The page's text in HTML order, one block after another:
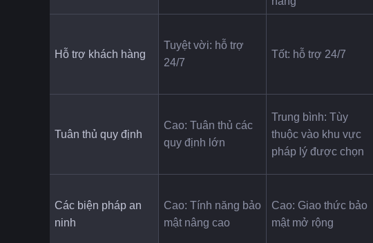
Hỗ trợ khách hàng
Tuyệt vời: hỗ trợ
24/7
Tốt: hỗ trợ 24/7
Tuân thủ quy định
Cao: Tuân thủ các
quy định lớn
Trung bình: Tùy
thuộc vào khu vực
pháp lý được chọn
Các biện pháp an
ninh
Cao: Tính năng bảo
mật nâng cao
Cao: Giao thức bảo
mật mở rộng